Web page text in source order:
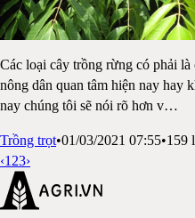
Các loại cây trồng rừng có phải
nông dân quan tâm hiện nay hay
nay chúng tôi sẽ nói rõ hơn v…
Trồng trọt•01/03/2021 07:55•159
‹1 23›